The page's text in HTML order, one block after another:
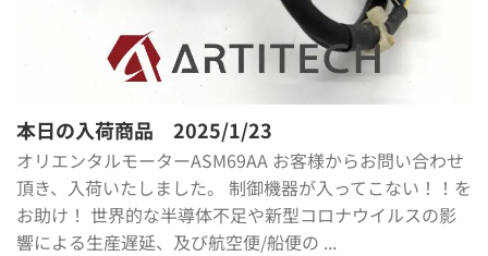
本日の入荷商品 2025/1/23
オリエンタルモーターASM69AA お客様からお問い合わせ
頂き、入荷いたしました。 制御機器が入ってこない！！を
お助け！ 世界的な半導体不足や新型コロナウイルスの影
響による生産遅延、及び航空便/船便の ...